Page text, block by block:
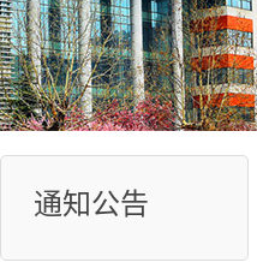
通知公告